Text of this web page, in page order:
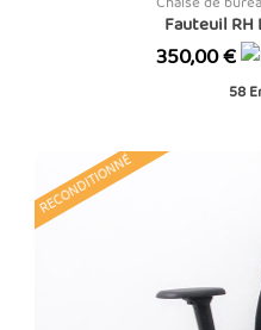
Fauteuil
Prix
350,00 €
58
RECONDITIONNÉ